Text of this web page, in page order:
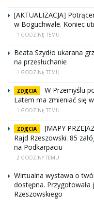
[AKTUALIZACJA]
w Boguchwale. Koniec
1 GODZINĘ TEMU
Beata Szydło ukarana
na przesłuchanie
1 GODZINĘ TEMU
ZDJĘCIA
W Przemyślu
Latem ma zmieniać się
1 GODZINĘ TEMU
ZDJĘCIA
[MAPY
Rajd Rzeszowski. 85
na Podkarpaciu
2 GODZINY TEMU
Wirtualna wystawa o
dostępna.
Rzeszowskiego